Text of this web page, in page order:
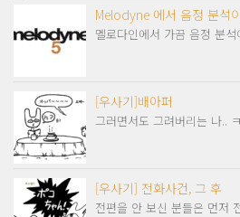
Melodyne 에서 음정 분석
멜로다인에서 가끔 음정 분
[우사기]배아퍼
그러면서도 그려버리는 나..
[우사기] 전화사건, 그 후
전편을 안 보신 분들은 먼저